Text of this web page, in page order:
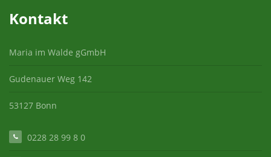
Kontakt
Maria im Walde gGmbH
Gudenauer Weg 142
53127 Bonn
0228 28 99 8 0